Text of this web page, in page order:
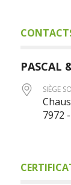
PASCAL
SIÈGE
7972